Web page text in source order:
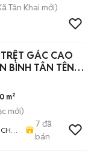
Tân Khai mới)
GÁC CAO
BÌNH TÂN TÊN
m²
mới)
7 đã
bán